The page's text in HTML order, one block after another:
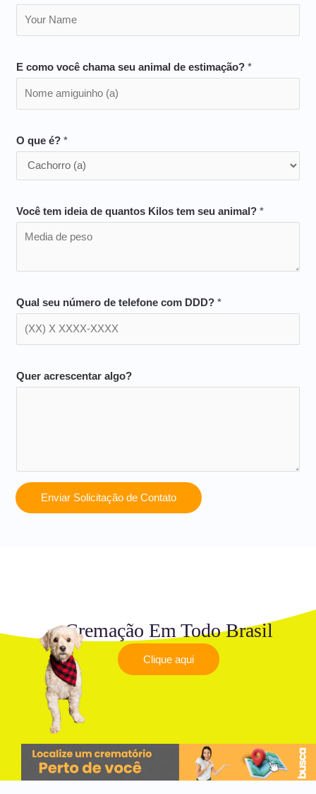
E como você chama seu animal de estimação?*
O que é?*
Você tem ideia de quantos Kilos tem seu animal?*
Qual seu número de telefone com DDD?*
Quer acrescentar algo?
Enviar Solicitação de Contato
Cremação Em Todo Brasil
Clique aqui